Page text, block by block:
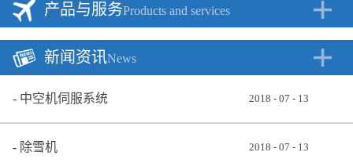
产品与服务Products and services
新闻资讯News
中空机伺服系统 2018 - 07 - 13
除雪机 2018 - 07 - 13